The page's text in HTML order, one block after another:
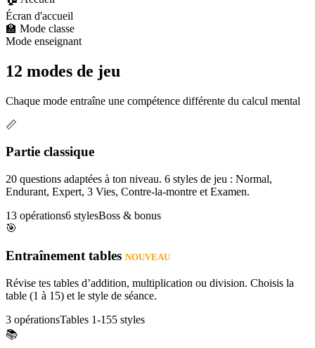
Écran d'accueil
🏫 Mode classe
Mode enseignant
12 modes de jeu
Chaque mode entraîne une compétence différente du calcul mental
📏
Partie classique
20 questions adaptées à ton niveau. 6 styles de jeu : Normal,
Endurant, Expert, 3 Vies, Contre-la-montre et Examen.
13 opérations6 stylesBoss & bonus
🎯
Entraînement tables NOUVEAU
Révise tes tables d’addition, multiplication ou division. Choisis la
table (1 à 15) et le style de séance.
3 opérationsTables 1-155 styles
📚